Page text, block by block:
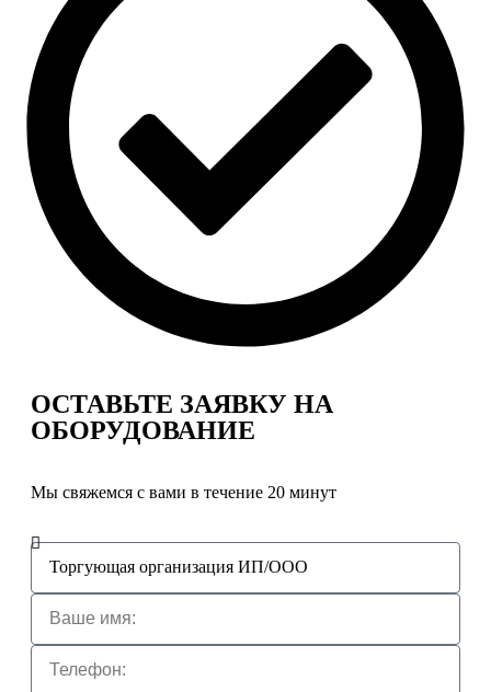
ОСТАВЬТЕ ЗАЯВКУ НА
ОБОРУДОВАНИЕ
Мы свяжемся с вами в течение 20 минут